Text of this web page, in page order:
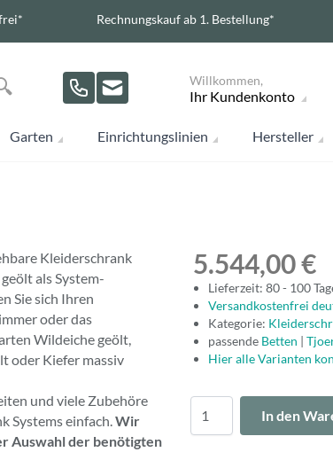
Rechnungskauf ab 1. Bestellung*
Willkommen,
Ihr Kundenkonto
Garten Einrichtungslinien Hersteller
Kleiderschrank
als System-
Sie sich Ihren
oder das
Wildeiche geölt,
oder Kiefer massiv
und viele Zubehöre
Systems einfach.Wir
Auswahl der benötigten
5.544,00 €
Lieferzeit: 80 - 100
Versandkostenfrei
Kategorie:
passende Betten |
Hier alle Varianten
In den